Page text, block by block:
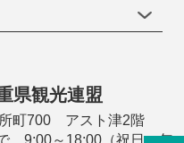
県観光連盟
町700 アスト津2階
9:00～18:00（祝日・年